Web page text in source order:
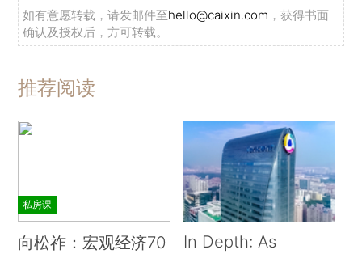
如有意愿转载，请发邮件至hello@caixin.com ，获得书面
确认及授权后，方可转载。
推荐阅读
私房课
向松祚：宏观经济70
In Depth: As